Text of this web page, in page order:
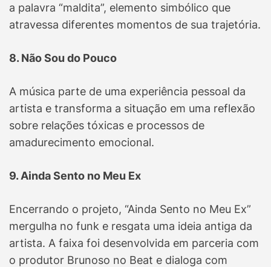
a palavra “maldita”, elemento simbólico que
atravessa diferentes momentos de sua trajetória.
8. Não Sou do Pouco
A música parte de uma experiência pessoal da
artista e transforma a situação em uma reflexão
sobre relações tóxicas e processos de
amadurecimento emocional.
9. Ainda Sento no Meu Ex
Encerrando o projeto, “Ainda Sento no Meu Ex”
mergulha no funk e resgata uma ideia antiga da
artista. A faixa foi desenvolvida em parceria com
o produtor Brunoso no Beat e dialoga com